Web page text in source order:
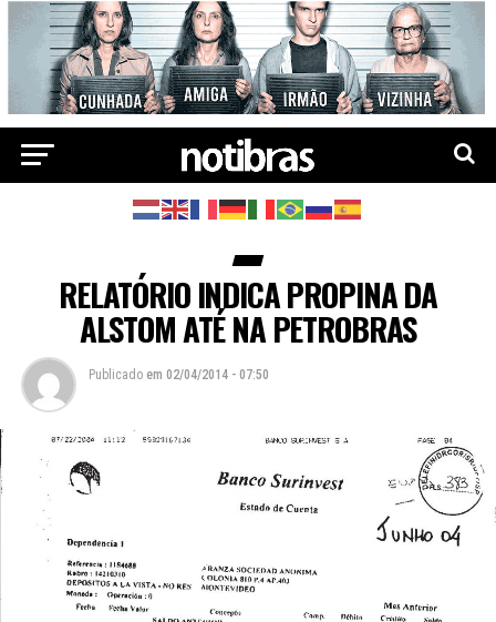
RELATÓRIO INDICA PROPINA DA
ALSTOM ATÉ NA PETROBRAS
Publicado em 02/04/2014 - 07:50